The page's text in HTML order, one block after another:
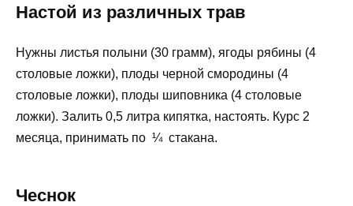
Настой из различных трав
Нужны листья полыни (30 грамм), ягоды рябины (4
столовые ложки), плоды черной смородины (4
столовые ложки), плоды шиповника (4 столовые
ложки). Залить 0,5 литра кипятка, настоять. Курс 2
месяца, принимать по ¼ стакана.
Чеснок